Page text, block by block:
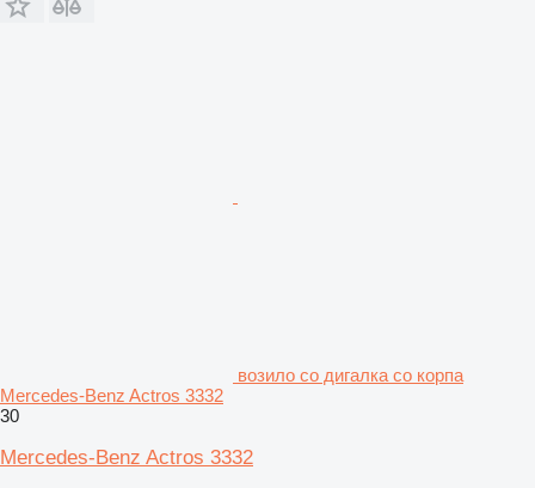
возило со дигалка со корпа
Mercedes-Benz Actros 3332
30
Mercedes-Benz Actros 3332